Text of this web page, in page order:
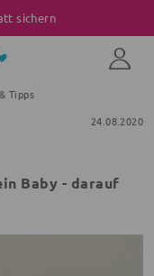
sichern
Tipps
24.08.2020
Baby - darauf